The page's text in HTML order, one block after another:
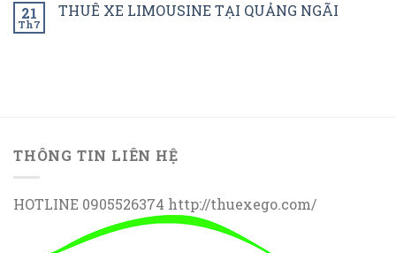
21
Th7
THUÊ XE LIMOUSINE TẠI QUẢNG NGÃI
THÔNG TIN LIÊN HỆ
HOTLINE 0905526374 http://thuexego.com/